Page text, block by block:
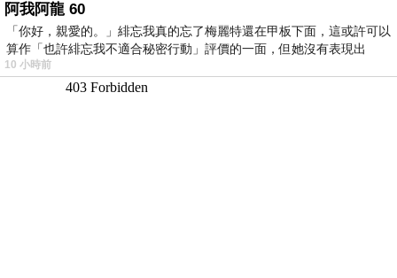
阿我阿龍 60
「你好，親愛的。」緋忘我真的忘了梅麗特還在甲板下面，這或許可以
算作「也許緋忘我不適合秘密行動」評價的一面，但她沒有表現出
10 小時前